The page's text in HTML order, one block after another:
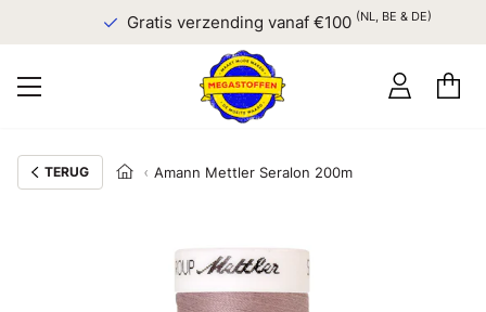
Gratis verzending vanaf €100(NL, BE & DE)
TERUG Amann Mettler Seralon 200m